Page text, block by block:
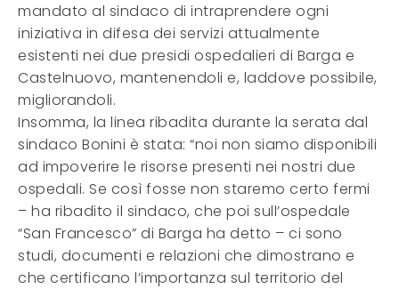
mandato al sindaco di intraprendere ogni
iniziativa in difesa dei servizi attualmente
esistenti nei due presidi ospedalieri di Barga e
Castelnuovo, mantenendoli e, laddove possibile,
migliorandoli.
Insomma, la linea ribadita durante la serata dal
sindaco Bonini è stata: “noi non siamo disponibili
ad impoverire le risorse presenti nei nostri due
ospedali. Se così fosse non staremo certo fermi
– ha ribadito il sindaco, che poi sull’ospedale
“San Francesco” di Barga ha detto – ci sono
studi, documenti e relazioni che dimostrano e
che certificano l’importanza sul territorio del